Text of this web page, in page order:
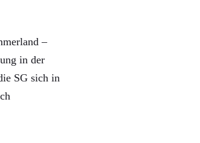
–
in der
SG sich in